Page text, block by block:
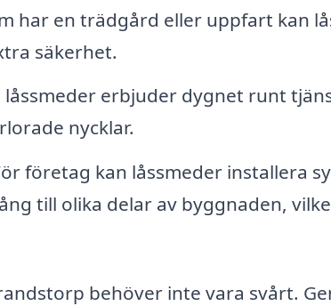
har en trädgård eller uppfart kan
säkerhet.
låssmeder erbjuder dygnet runt
nycklar.
företag kan låssmeder installera
till olika delar av byggnaden,
behöver inte vara svårt.